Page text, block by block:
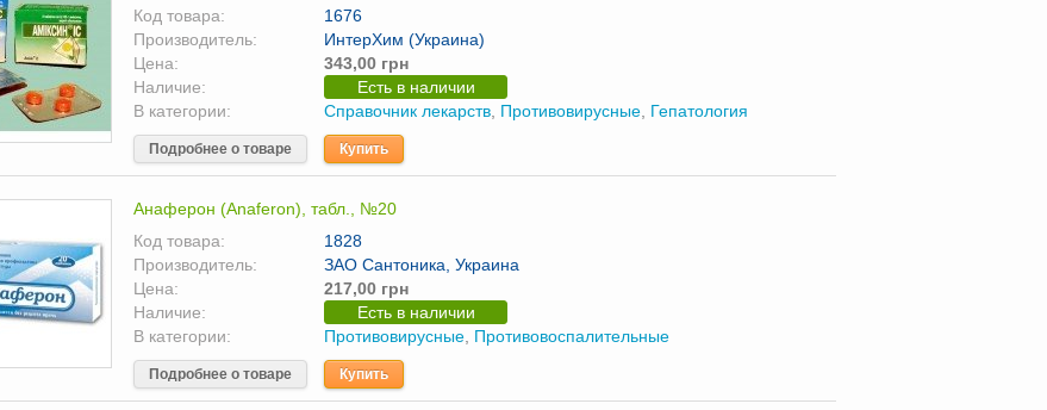
Код товара:
1676
Производитель:
ИнтерХим (Украина)
Цена:
343,00 грн
Наличие:
Есть в наличии
В категории:
Справочник лекарств Противовирусные Гепатология
Подробнее о товаре Купить
Анаферон (Anaferon), табл., №20
Код товара:
1828
Производитель:
ЗАО Сантоника, Украина
Цена:
217,00 грн
Наличие:
Есть в наличии
В категории:
Противовирусные Противовоспалительные
Подробнее о товаре Купить